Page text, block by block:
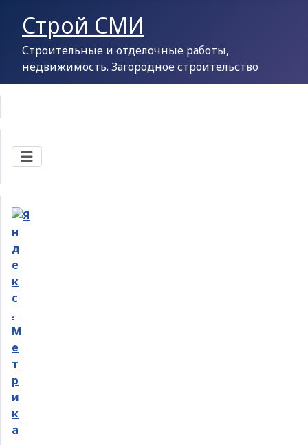
Строй СМИ
Строительные и отделочные работы,
недвижимость. Загородное строительство